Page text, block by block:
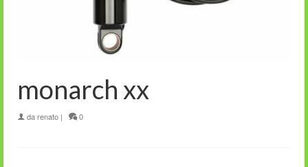
monarch xx
darenato | 0